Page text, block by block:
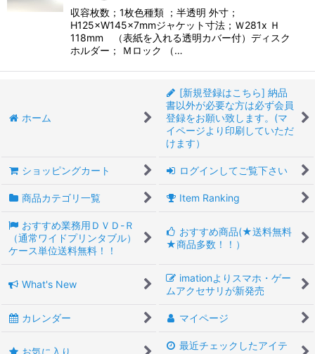
収容枚数；1枚色種類 ；半透明 外寸；
H125×W145×7mmジャケット寸法；Ｗ281x Ｈ
118mm （表紙を入れる透明カバー付）ディスク
ホルダー； Ｍロック （…
ホーム
[新規登録はこちら] 納品
書以外が必要な方は必ず会員
登録をお願い致します。(マ
イページより印刷していただ
けます）
ショッピングカート ログインしてご覧下さい
商品カテゴリ一覧 Item Ranking
おすすめ業務用ＤＶＤ-Ｒ
（通常ワイドプリンタブル）
ケース単位送料無料！！
おすすめ商品(★送料無料
★商品多数！！）
What's New
imationよりスマホ・ゲー
ムアクセサリが新発売
カレンダー マイページ
お気に入り
最近チェックしたアイテ